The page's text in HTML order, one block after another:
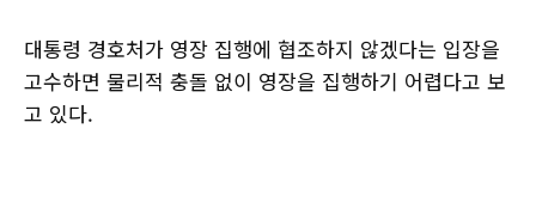
대통령 경호처가 영장 집행에 협조하지 않겠다는 입장을
고수하면 물리적 충돌 없이 영장을 집행하기 어렵다고 보
고 있다.